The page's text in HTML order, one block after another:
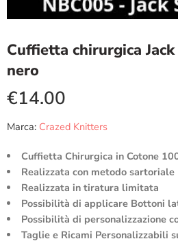
Cuffietta chirurgica
nero
€14.00
Marca: Crazed Knitters
Cuffietta Chirurgica in Cotone
Realizzata con metodo sartoriale
Realizzata in tiratura limitata
Possibilità di applicare Bottoni
Possibilità di personalizzazione
Taglie e Ricami Personalizzabili